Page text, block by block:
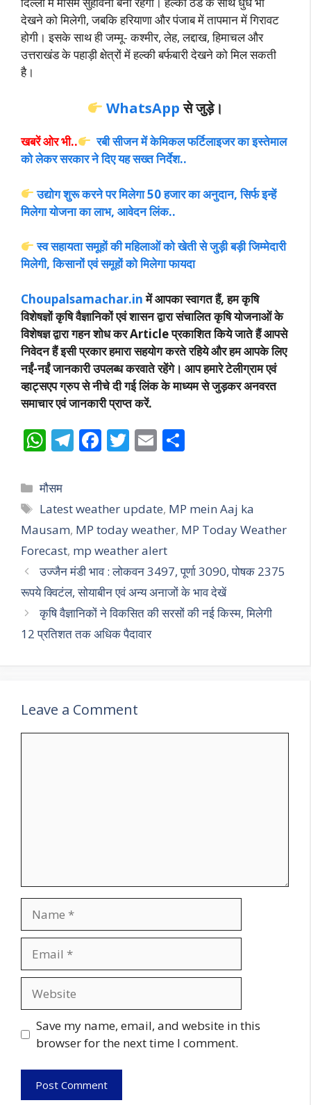
देखने को मिलेगी, जबकि हरियाणा और पंजाब में तापमान में गिरावट
होगी। इसके साथ ही जम्मू- कश्मीर, लेह, लद्दाख, हिमाचल और
उत्तराखंड के पहाड़ी क्षेत्रों में हल्की बर्फबारी देखने कोमिल सकती
है।
WhatsAppसे जुड़े।
खबरें ओर भी..
रबी सीजन में केमिकल फर्टिलाइजर का इस्तेमाल
को लेकर सरकार ने दिए यह सख्त निर्देश..
उद्योग शुरू करने पर मिलेगा 50 हजार का अनुदान, सिर्फ इन्हें
मिलेगा योजना का लाभ, आवेदन लिंक..
स्व सहायता समूहों की महिलाओं को खेती से जुड़ी बड़ी जिम्मेदारी
मिलेगी, किसानों एवं समूहों को मिलेगा फायदा
Choupalsamachar.inमें आपका स्वागत हैं, हम कृषि
विशेषज्ञों कृषि वैज्ञानिकों एवं शासन द्वारा संचालित कृषि योजनाओं के
विशेषज्ञ द्वारा गहन शोध कर Article प्रकाशित किये जाते हैं आपसे
निवेदन हैं इसी प्रकार हमारा सहयोग करते रहिये और हम आपके लिए
नईं-नईं जानकारी उपलब्ध करवाते रहेंगे। आप हमारे टेलीग्राम एवं
व्हाट्सएप ग्रुप से नीचे दी गई लिंक के माध्यम से जुड़कर अनवरत
समाचार एवं जानकारी प्राप्त करें.
W
at
s
A
p
p
T
gr
a
m
F
b
o
o
k
T
er
E
l e
Categories
मौसम
Tags
Latest weather update, MP mein Aaj ka
Mausam, MP today weather, MP Today Weather
Forecast, mp weather alert
उज्जैन मंडी भाव : लोकवन 3497, पूर्णा 3090, पोषक 2375
रूपये क्विटंल, सोयाबीन एवं अन्य अनाजों के भाव देखें
कृषि वैज्ञानिकों ने विकसित की सरसों की नई किस्म, मिलेगी
12 प्रतिशत तक अधिक पैदावार
Leave a Comment
Save my name, email, and website in this
browser for the next time I comment.